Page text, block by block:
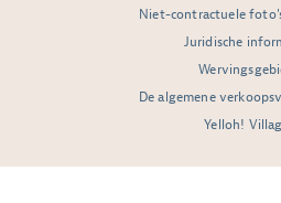
Niet-contractuele
Juridische
De algemene
Yelloh!